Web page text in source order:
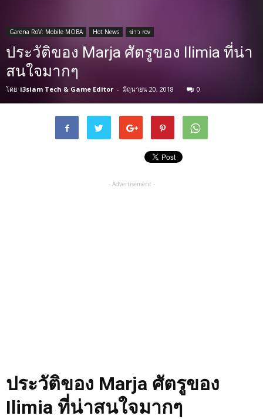
Garena RoV: Mobile MOBA Hot News ข่าว rov
ประวัติของ Marja ศัตรูของ Ilimia ที่น่า
สนใจมากๆ
โดย i3siam Tech & Game Editor - มิถุนายน 20, 2018 0
- Advertisement -
ประวัติของ Marja ศัตรูของ
Ilimia ที่น่าสนใจมากๆ